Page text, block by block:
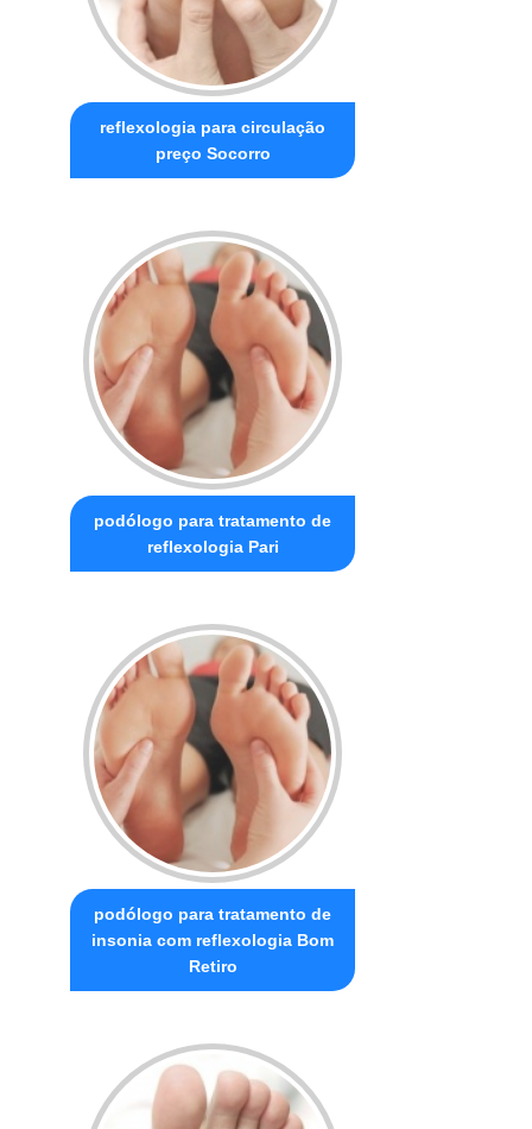
reflexologia para circulação
preço Socorro
podólogo para tratamento de
reflexologia Pari
podólogo para tratamento de
insonia com reflexologia Bom
Retiro